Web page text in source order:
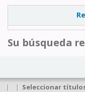
Su búsqueda
| | Seleccionar